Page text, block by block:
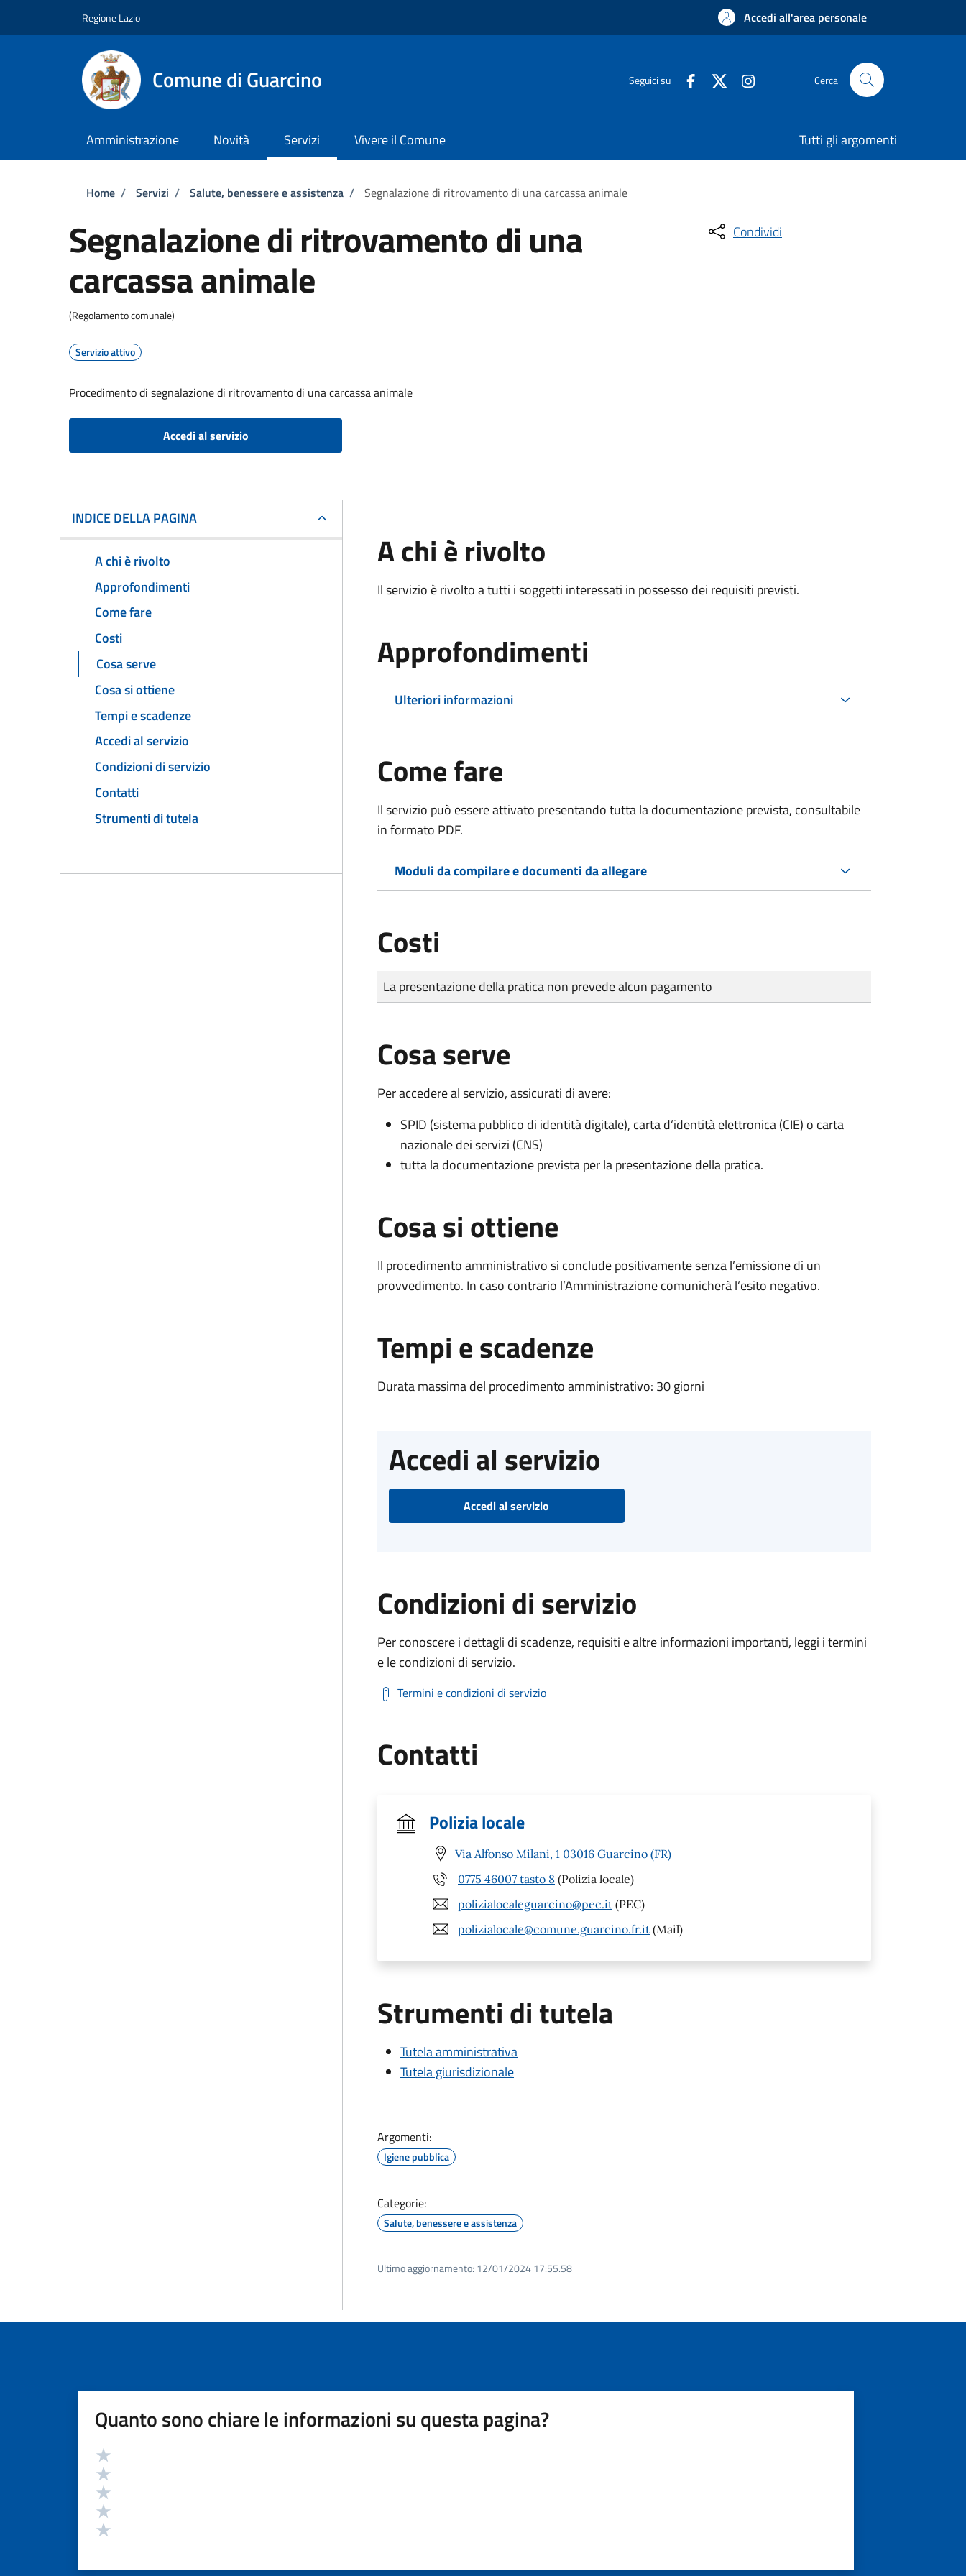
Regione Lazio Accedi all'area personale
Comune di Guarcino Seguici su Cerca
Amministrazione Novità Servizi Vivere il Comune Tutti gli argomenti
Briciole di pane
Home / Servizi / Salute, benessere e assistenza / Segnalazione di ritrovamento di una carcassa animale
Segnalazione di ritrovamento di una
carcassa animale
(Regolamento comunale)
Servizio attivo
Procedimento di segnalazione di ritrovamento di una carcassa animale
Accedi al servizio
Condividi
INDICE DELLA PAGINA
A chi è rivolto
Approfondimenti
Come fare
Costi
Cosa serve
Cosa si ottiene
Tempi e scadenze
Accedi al servizio
Condizioni di servizio
Contatti
Strumenti di tutela
A chi è rivolto
Il servizio è rivolto a tutti i soggetti interessati in possesso dei requisiti previsti.
Approfondimenti
Ulteriori informazioni
Come fare
Il servizio può essere attivato presentando tutta la documentazione prevista, consultabile
in formato PDF.
Moduli da compilare e documenti da allegare
Costi
Tipo di pagamento
Importo
La presentazione della pratica non prevede alcun pagamento
Cosa serve
Per accedere al servizio, assicurati di avere:
SPID (sistema pubblico di identità digitale), carta d’identità elettronica (CIE) o carta
nazionale dei servizi (CNS)
tutta la documentazione prevista per la presentazione della pratica.
Cosa si ottiene
Il procedimento amministrativo si conclude positivamente senza l’emissione di un
provvedimento. In caso contrario l’Amministrazione comunicherà l’esito negativo.
Tempi e scadenze
Durata massima del procedimento amministrativo: 30 giorni
Accedi al servizio
Accedi al servizio
Condizioni di servizio
Per conoscere i dettagli di scadenze, requisiti e altre informazioni importanti, leggi i termini
e le condizioni di servizio.
Termini e condizioni di servizio
Contatti
Polizia locale
Via Alfonso Milani, 1 03016 Guarcino (FR)
0775 46007 tasto 8 (Polizia locale)
polizialocaleguarcino@pec.it (PEC)
polizialocale@comune.guarcino.fr.it (Mail)
Strumenti di tutela
Tutela amministrativa
Tutela giurisdizionale
Argomenti:
Igiene pubblica
Categorie:
Salute, benessere e assistenza
Ultimo aggiornamento: 12/01/2024 17:55.58
Quanto sono chiare le informazioni su questa pagina?
Valutazione